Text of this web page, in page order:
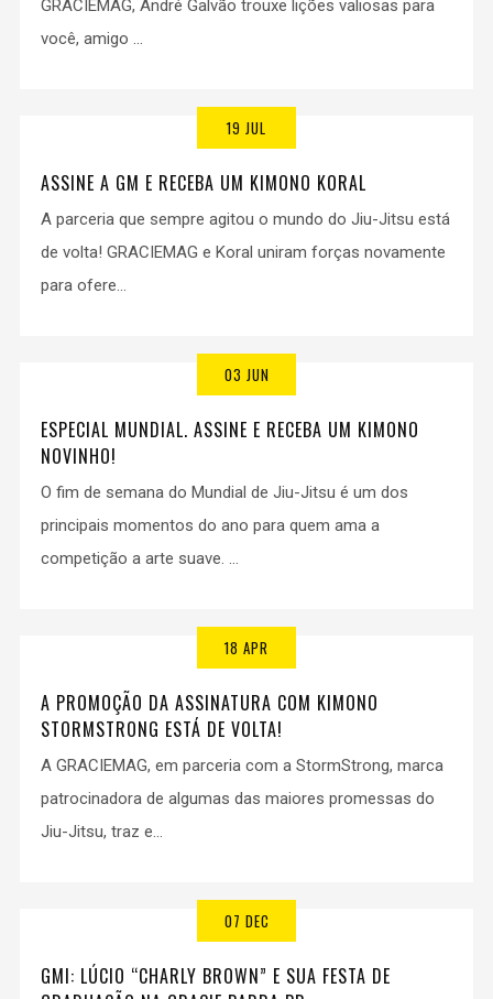
GRACIEMAG, André Galvão trouxe lições valiosas para
você, amigo ...
19 JUL
ASSINE A GM E RECEBA UM KIMONO KORAL
A parceria que sempre agitou o mundo do Jiu-Jitsu está
de volta! GRACIEMAG e Koral uniram forças novamente
para ofere...
03 JUN
ESPECIAL MUNDIAL. ASSINE E RECEBA UM KIMONO
NOVINHO!
O fim de semana do Mundial de Jiu-Jitsu é um dos
principais momentos do ano para quem ama a
competição a arte suave. ...
18 APR
A PROMOÇÃO DA ASSINATURA COM KIMONO
STORMSTRONG ESTÁ DE VOLTA!
A GRACIEMAG, em parceria com a StormStrong, marca
patrocinadora de algumas das maiores promessas do
Jiu-Jitsu, traz e...
07 DEC
GMI: LÚCIO “CHARLY BROWN” E SUA FESTA DE